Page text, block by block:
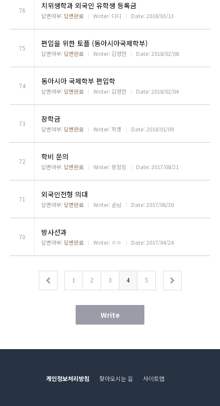
76 치위생학과 외국인 유학생 등록금
답변여부: 답변완료 ㅣ Writer: 디디 ㅣ Date: 2018/03/13
75 편입을 위한 토플 (동아시아국제학부)
답변여부: 답변완료 ㅣ Writer: 김영찬 ㅣ Date: 2018/02/08
74 동아시아 국제학부 편입학
답변여부: 답변완료 ㅣ Writer: 김영찬 ㅣ Date: 2018/02/04
73 장학금
답변여부: 답변완료 ㅣ Writer: 학생 ㅣ Date: 2018/01/09
72 학비 문의
답변여부: 답변완료 ㅣ Writer: 왕징징 ㅣ Date: 2017/08/21
71 외국인전형 의대
답변여부: 답변완료 ㅣ Writer: 손님 ㅣ Date: 2017/06/30
70 방사선과
답변여부: 답변완료 ㅣ Writer: ㅇㅇ ㅣ Date: 2017/04/24
1 2 3 4 5
Write
개인정보처리방침 찾아오시는 길 사이트맵